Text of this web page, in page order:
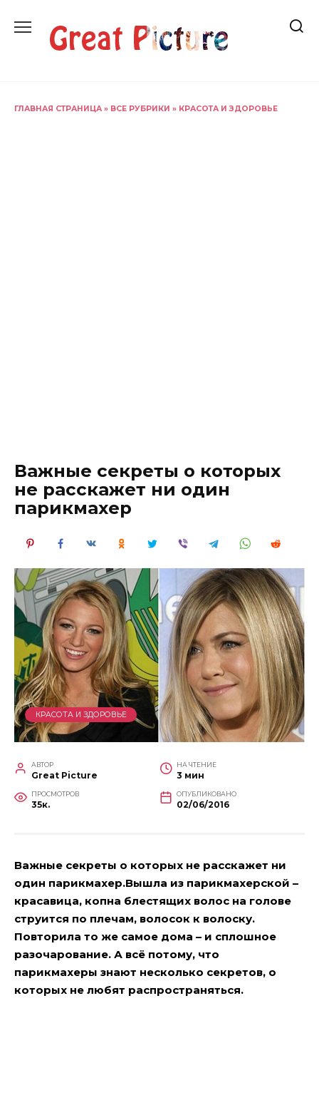
содержанию
ГЛАВНАЯ СТРАНИЦА » ВСЕ РУБРИКИ » КРАСОТА И ЗДОРОВЬЕ
Важные секреты о которых
не расскажет ни один
парикмахер
КРАСОТА И ЗДОРОВЬЕ
АВТОР
Great Picture
НА ЧТЕНИЕ
3 мин
ПРОСМОТРОВ
35к.
ОПУБЛИКОВАНО
02/06/2016
Важные секреты о которых не расскажет ни
один парикмахер.Вышла из парикмахерской –
красавица, копна блестящих волос на голове
струится по плечам, волосок к волоску.
Повторила то же самое дома – и сплошное
разочарование. А всё потому, что
парикмахеры знают несколько секретов, о
которых не любят распространяться.